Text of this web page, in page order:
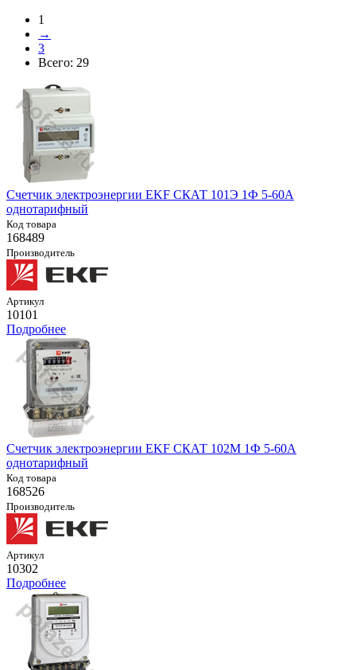
1
→
3
Всего: 29
Счетчик электроэнергии EKF СКАТ 101Э 1Ф 5-60А
однотарифный
Код товара
168489
Производитель
Артикул
10101
Подробнее
Счетчик электроэнергии EKF СКАТ 102М 1Ф 5-60А
однотарифный
Код товара
168526
Производитель
Артикул
10302
Подробнее